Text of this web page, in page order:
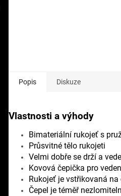
Popis Diskuze
Vlastnosti a výhody
Bimateriální rukojeť s
Průsvitné tělo rukojeti
Velmi dobře se drží a vede
Kovová čepička pro
Rukojeť je vstřikovaná
Čepel je téměř